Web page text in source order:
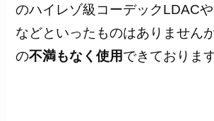
のハイレゾ級コーデックLDAC
などといったものはありません
の不満もなく使用できております